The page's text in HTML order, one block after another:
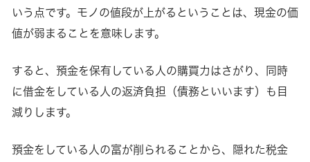
いう点です。モノの値段が上がるということは、現金の価
値が弱まることを意味します。
すると、預金を保有している人の購買力はさがり、同時
に借金をしている人の返済負担（債務といいます）も目
減りします。
預金をしている人の富が削られることから、隠れた税金